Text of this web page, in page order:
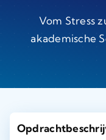
Vom Stress
akademische